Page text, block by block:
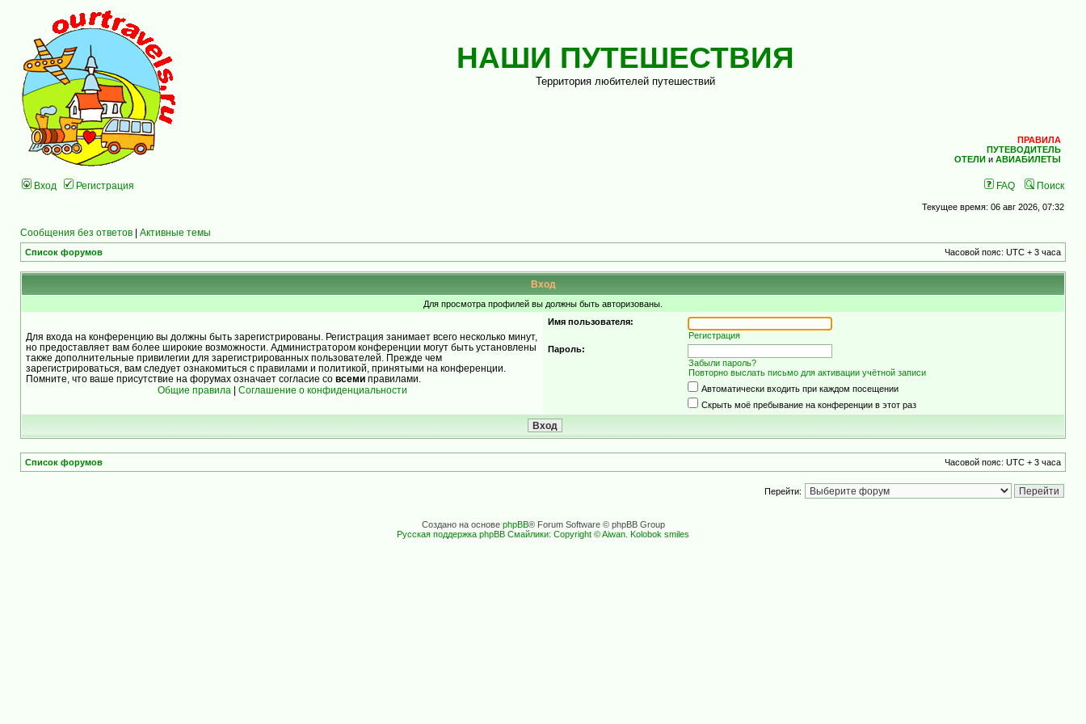
НАШИ ПУТЕШЕСТВИЯ
Территория любителей путешествий
ПРАВИЛА
ПУТЕВОДИТЕЛЬ
ОТЕЛИ и АВИАБИЛЕТЫ
Вход Регистрация FAQ Поиск
Текущее время: 06 авг 2026, 07:32
Сообщения без ответов | Активные темы
Список форумов Часовой пояс: UTC + 3 часа
Вход
Для просмотра профилей вы должны быть авторизованы.
Для входа на конференцию вы должны быть зарегистрированы. Регистрация занимает всего несколько минут,
но предоставляет вам более широкие возможности. Администратором конференции могут быть установлены
также дополнительные привилегии для зарегистрированных пользователей. Прежде чем
зарегистрироваться, вам следует ознакомиться с правилами и политикой, принятыми на конференции.
Помните, что ваше присутствие на форумах означает согласие со всеми правилами.
Общие правила | Соглашение о конфиденциальности
Имя пользователя:
Регистрация
Пароль:
Забыли пароль?
Повторно выслать письмо для активации учётной записи
Автоматически входить при каждом посещении
Скрыть моё пребывание на конференции в этот раз
Список форумов Часовой пояс: UTC + 3 часа
Перейти:
Создано на основе phpBB® Forum Software © phpBB Group
Русская поддержка phpBB Смайлики: Copyright © Aiwan. Kolobok smiles